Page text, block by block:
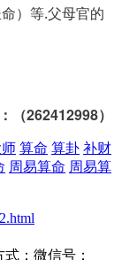
）等.父母官的
（262412998）
算命 算卦 补财
周易算命 周易算
：微信号：